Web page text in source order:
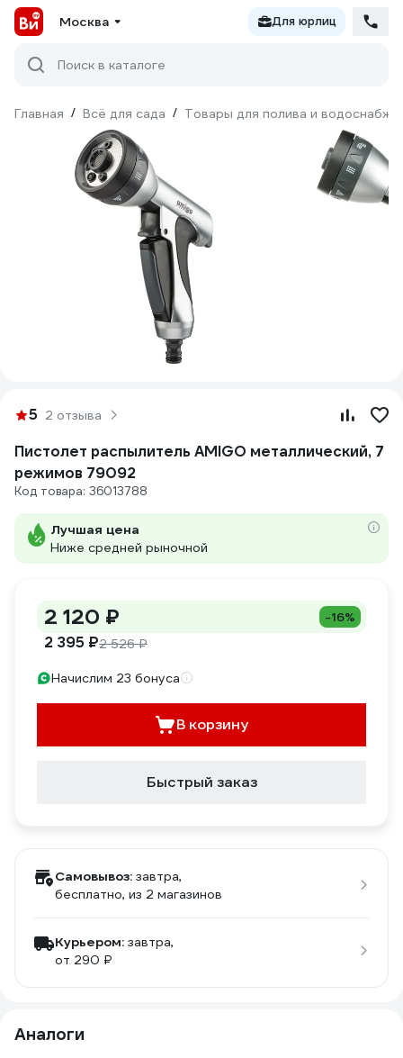
Москва Для юрлиц
Поиск в каталоге
Главная / Всё для сада / Товары для полива и
5 2 отзыва
Пистолет распылитель AMIGO металлический, 7
режимов 79092
Код товара: 36013788
Лучшая цена
Ниже средней рыночной
2 120 ₽ -16%
2 395 ₽2 526 ₽
Начислим 23 бонуса
В корзину
Быстрый заказ
Самовывоз: завтра,
бесплатно, из 2 магазинов
Курьером: завтра,
от 290 ₽
Аналоги